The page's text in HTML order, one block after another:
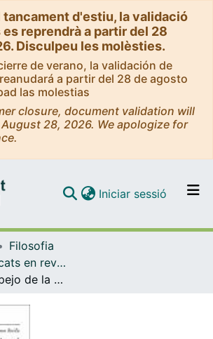
tancament d'estiu, la validació
reprendrà a partir del 28
Disculpeu les molèsties.
de verano, la validación de
a partir del 28 de agosto
las molestias
closure, document validation will
28, 2026. We apologize for
Navega per tot el DD
Iniciar sessió (current)
Filosofia
Articles publicats en revistes (Filosofia)
La ciudad, espejo de la historia en el pensamiento de M. Zambrano